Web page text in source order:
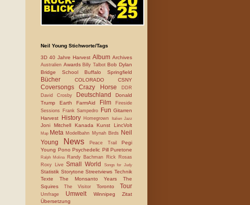
Neil Young Stichworte/Tags
3D 40 Jahre Harvest Album Archives
Australien Awards Billy Talbot Bob Dylan
Bridge School Buffalo Springfield
Bücher COLORADO CSNY
CoversongsCrazy HorseDDR
David Crosby
Deutschland
Donald
Trump Earth FarmAid Film
Fireside
Sessions
Frank Sampedro Fun Gitarren
Harvest
History Homegrown Italien Jazz
Joni Mitchell Kanada Kunst LincVolt
Map MetaModellbahn Mynah Birds
Neil
Young
News Peace Trail Pegi
Young Pono Psychedelic Pill Puretone
Ralph Molina Randy Bachman
Rick Rosas
Roxy LiveSmall World Songs for Judy
Statistik StorytoneStreetviewsTechnik
Texte The Monsanto Years The
Squires The Visitor Toronto Tour
Umfrage Umwelt WinnipegZitat
Übersetzung